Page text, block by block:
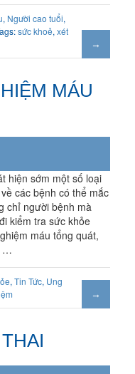
, Người cao tuổi,
sức khoẻ,xét
MÁU
hiện sớm một số loại
các bệnh có thể mắc
chỉ người bệnh mà
kiểm tra sức khỏe
máu tổng quát,
…
,Tin Tức, Ung